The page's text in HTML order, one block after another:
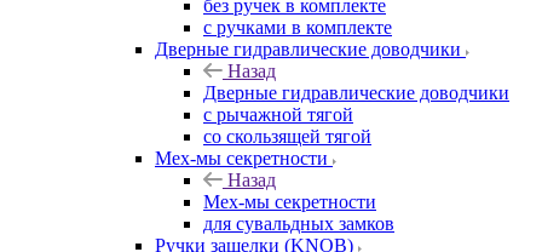
без ручек в комплекте
с ручками в комплекте
Дверные гидравлические доводчики
Назад
Дверные гидравлические доводчики
с рычажной тягой
со скользящей тягой
Мех-мы секретности
Назад
Мех-мы секретности
для сувальдных замков
Ручки защелки (KNOB)